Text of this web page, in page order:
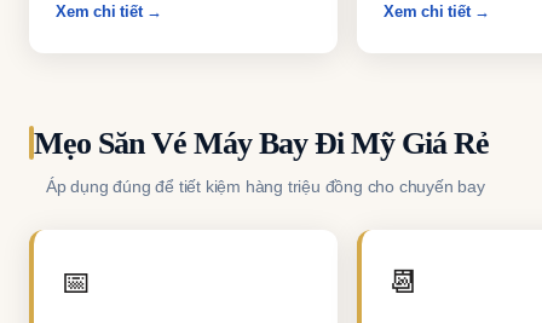
Xem chi tiết → Xem chi tiết →
Mẹo Săn Vé Máy Bay Đi Mỹ Giá Rẻ
Áp dụng đúng để tiết kiệm hàng triệu đồng cho chuyến bay
📅 📆